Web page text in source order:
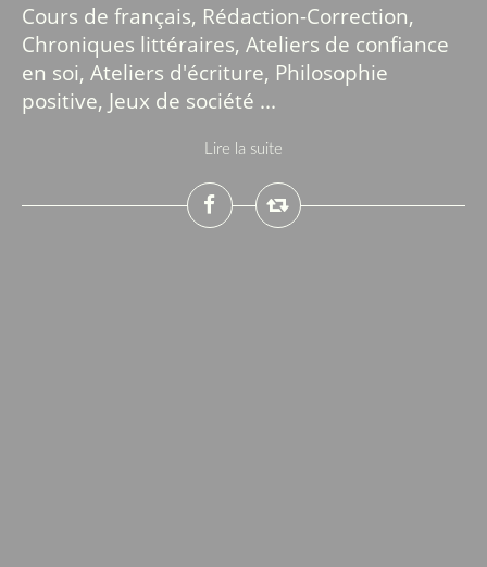
Cours de français, Rédaction-Correction,
Chroniques littéraires, Ateliers de confiance
en soi, Ateliers d'écriture, Philosophie
positive, Jeux de société ...
Lire la suite